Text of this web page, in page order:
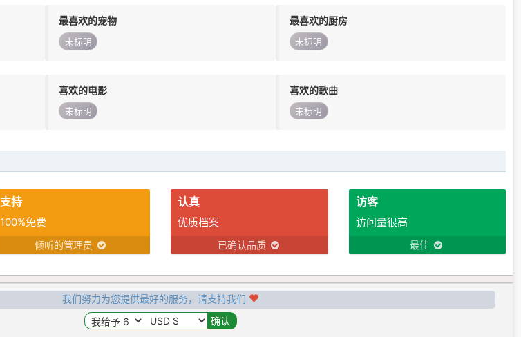
最喜欢的宠物
未标明
最喜欢的厨房
未标明
喜欢的电影
未标明
喜欢的歌曲
未标明
支持
100%免费
倾听的管理员
认真
优质档案
已确认品质
访客
访问量很高
最佳
我们努力为您提供最好的服务，请支持我们